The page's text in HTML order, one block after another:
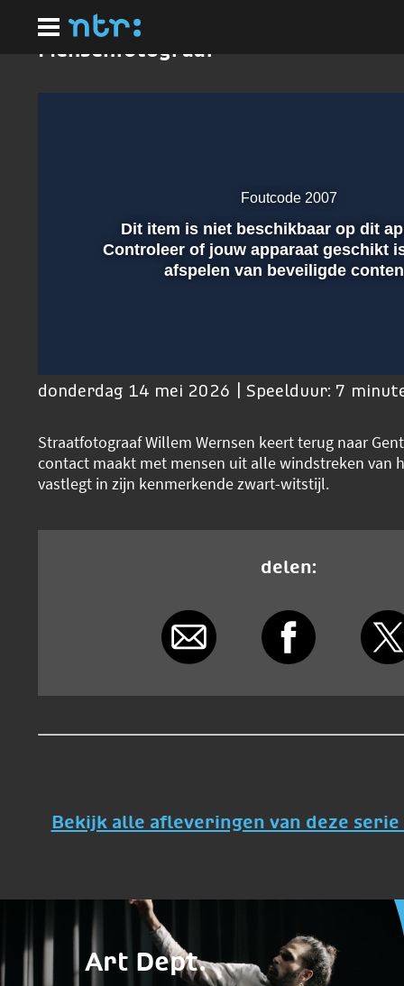
hoofdinhoud
Mensenfotograaf
Afspelen
Foutcode 2007
Dit item is niet beschikbaar op dit
Controleer of jouw apparaat geschikt
afspelen van beveiligde
donderdag 14 mei 2026 | Speelduur: 7
Straatfotograaf Willem Wernsen keert terug naar
contact maakt met mensen uit alle windstreken van
vastlegt in zijn kenmerkende zwart-witstijl.
delen:
Bekijk alle afleveringen van deze
Art Dept.